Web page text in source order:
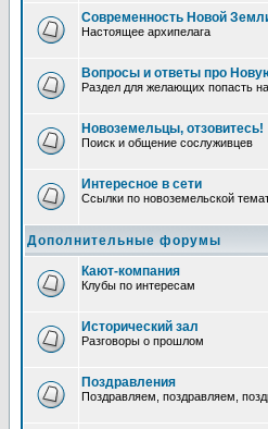
Современность Новой
Настоящее архипелага
Вопросы и ответы про
Раздел для желающих попасть
Новоземельцы, отзовитесь!
Поиск и общение сослуживцев
Интересное в сети
Ссылки по новоземельской
Дополнительные форумы
Кают-компания
Клубы по интересам
Исторический зал
Разговоры о прошлом
Поздравления
Поздравляем, поздравляем,